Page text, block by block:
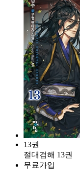
13권
절대검해 13권
무료가입